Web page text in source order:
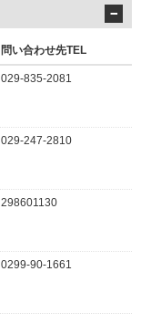
問い合わせ先TEL
029-835-2081
029-247-2810
298601130
0299-90-1661